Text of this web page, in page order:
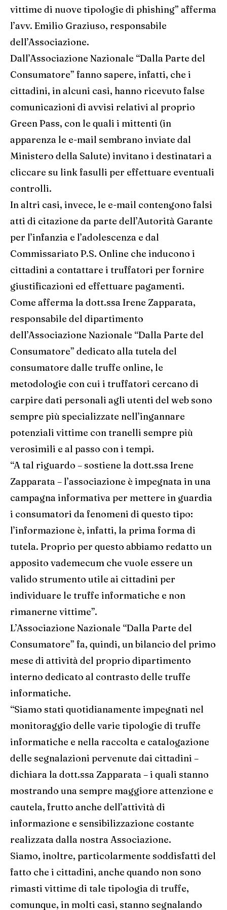
vittime di nuove tipologie di phishing” afferma
l’avv. Emilio Graziuso, responsabile
dell’Associazione.
Dall’Associazione Nazionale “Dalla Parte del
Consumatore” fanno sapere, infatti, che i
cittadini, in alcuni casi, hanno ricevuto false
comunicazioni di avvisi relativi al proprio
Green Pass, con le quali i mittenti (in
apparenza le e-mail sembrano inviate dal
Ministero della Salute) invitano i destinatari a
cliccare su link fasulli per effettuare eventuali
controlli.
In altri casi, invece, le e-mail contengono falsi
atti di citazione da parte dell’Autorità Garante
per l’infanzia e l’adolescenza e dal
Commissariato P.S. Online che inducono i
cittadini a contattare i truffatori per fornire
giustificazioni ed effettuare pagamenti.
Come afferma la dott.ssa Irene Zapparata,
responsabile del dipartimento
dell’Associazione Nazionale “Dalla Parte del
Consumatore” dedicato alla tutela del
consumatore dalle truffe online, le
metodologie con cui i truffatori cercano di
carpire dati personali agli utenti del web sono
sempre più specializzate nell’ingannare
potenziali vittime con tranelli sempre più
verosimili e al passo con i tempi.
“A tal riguardo – sostiene la dott.ssa Irene
Zapparata – l’associazione è impegnata in una
campagna informativa per mettere in guardia
i consumatori da fenomeni di questo tipo:
l’informazione è, infatti, la prima forma di
tutela. Proprio per questo abbiamo redatto un
apposito vademecum che vuole essere un
valido strumento utile ai cittadini per
individuare le truffe informatiche e non
rimanerne vittime”.
L’Associazione Nazionale “Dalla Parte del
Consumatore” fa, quindi, un bilancio del primo
mese di attività del proprio dipartimento
interno dedicato al contrasto delle truffe
informatiche.
“Siamo stati quotidianamente impegnati nel
monitoraggio delle varie tipologie di truffe
informatiche e nella raccolta e catalogazione
delle segnalazioni pervenute dai cittadini –
dichiara la dott.ssa Zapparata – i quali stanno
mostrando una sempre maggiore attenzione e
cautela, frutto anche dell’attività di
informazione e sensibilizzazione costante
realizzata dalla nostra Associazione.
Siamo, inoltre, particolarmente soddisfatti del
fatto che i cittadini, anche quando non sono
rimasti vittime di tale tipologia di truffe,
comunque, in molti casi, stanno segnalando